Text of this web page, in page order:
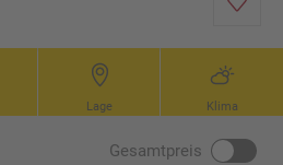
Lage Klima
Gesamtpreis